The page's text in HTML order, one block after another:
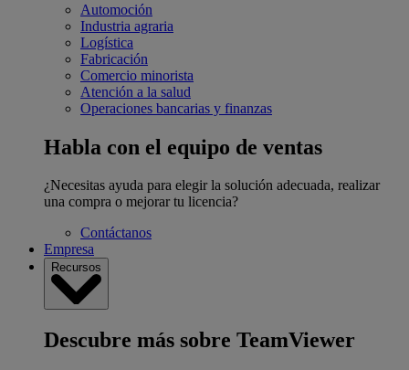
Automoción
Industria agraria
Logística
Fabricación
Comercio minorista
Atención a la salud
Operaciones bancarias y finanzas
Habla con el equipo de ventas
¿Necesitas ayuda para elegir la solución adecuada, realizar
una compra o mejorar tu licencia?
Contáctanos
Empresa
Recursos
Descubre más sobre TeamViewer